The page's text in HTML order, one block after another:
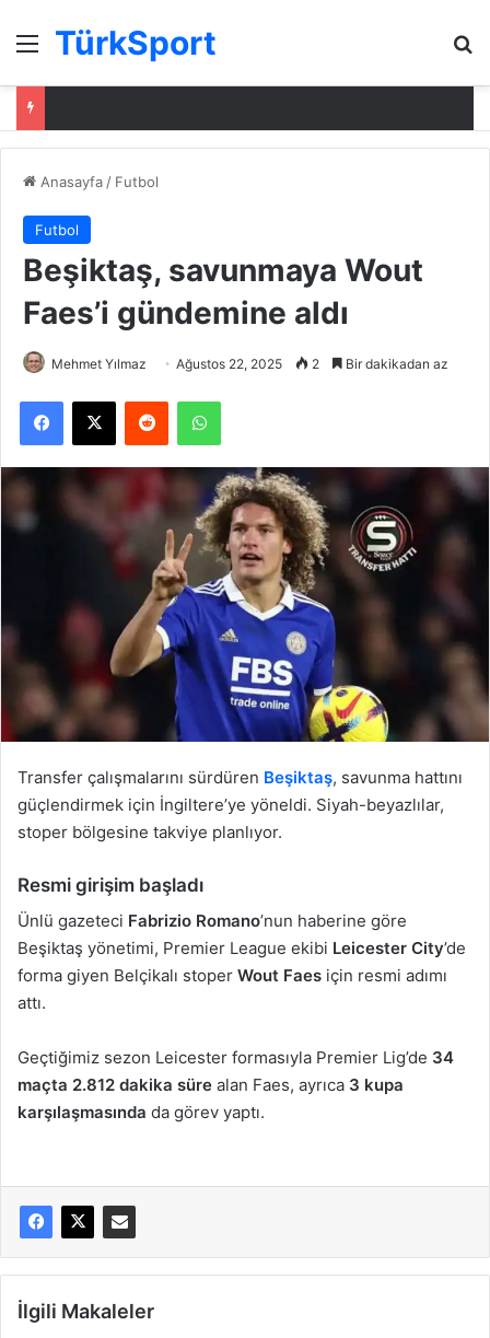
Menü
TürkSport
Anasayfa / Futbol
Futbol
Beşiktaş, savunmaya Wout
Faes’i gündemine aldı
Mehmet Yılmaz Ağustos 22, 2025 2 Bir dakikadan az
Facebook
X Reddit WhatsApp
Transfer çalışmalarını sürdüren Beşiktaş, savunma hattını
güçlendirmek için İngiltere’ye yöneldi. Siyah-beyazlılar,
stoper bölgesine takviye planlıyor.
Resmi girişim başladı
Ünlü gazeteci Fabrizio Romano’nun haberine göre
Beşiktaş yönetimi, Premier League ekibi Leicester City’de
forma giyen Belçikalı stoper Wout Faes için resmi adımı
attı.
Geçtiğimiz sezon Leicester formasıyla Premier Lig’de 34
maçta 2.812 dakika süre alan Faes, ayrıca 3 kupa
karşılaşmasında da görev yaptı.
İlgili Makaleler